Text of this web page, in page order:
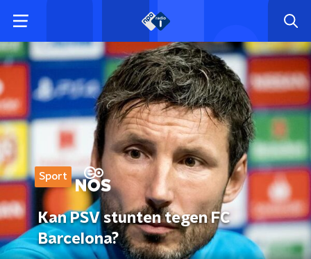
Sport
Kan PSV stunten tegen FC
Barcelona?